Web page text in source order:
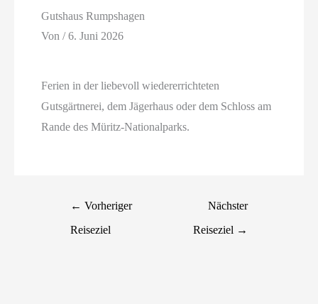
Gutshaus Rumpshagen
Von/6. Juni 2026
Ferien in der liebevoll wiedererrichteten
Gutsgärtnerei, dem Jägerhaus oder dem Schloss am
Rande des Müritz-Nationalparks.
← Vorheriger
Reiseziel
Nächster
Reiseziel →